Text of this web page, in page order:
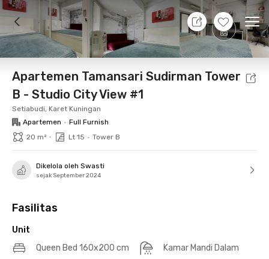
+17
8 Agt 26 - Belum tahu
Foto Fasilitas bersama Lokasi Aturan
Apartemen Tamansari Sudirman Tower
B - Studio City View #1
Setiabudi, Karet Kuningan
Apartemen • Full Furnish
20 m² • Lt 15 • Tower B
Dikelola oleh Swasti
sejak September 2024
Fasilitas
Unit
Queen Bed 160x200 cm
Kamar Mandi Dalam